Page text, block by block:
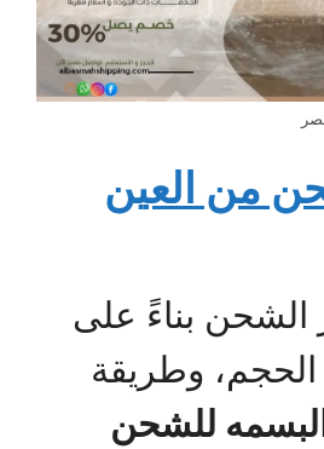
من العين
الشحن بناءً على
الحجم، وطريقة
البسمه للشحن